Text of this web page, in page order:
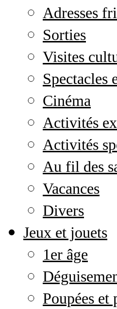
Adresses
Sorties
Visites
Spectacles
Cinéma
Activités
Activités
Au fil des
Vacances
Divers
Jeux et jouets
1er âge
Poupées et